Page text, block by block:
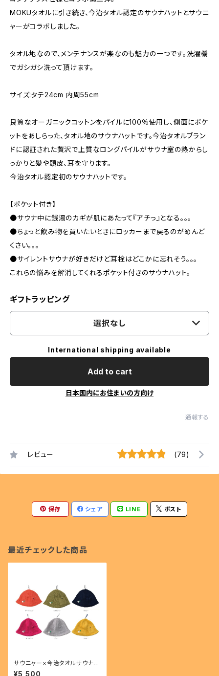
MOKUタオルに引き続き、今治タオル認定のサウナハットとサウニ
ャーがコラボしました。
タオル地なので、メンテナンスが楽なのも魅力の一つです。洗濯機
でガシガシ洗って頂けます。
サイズ:タテ24cm 内周55cm
良質なオーガニックコットンをパイルに100％使用し、側面にポケ
ットをあしらった、タオル地のサウナハットです。今治タオルブラン
ドに認証された贅沢で上質なロングパイルがサウナ室の熱からし
っかりと髪や頭皮、耳を守ります。
今治タオル認定初のサウナハットです。
【ポケット付き】
●サウナ中に銭湯のカギが肌にあたって『アチっ』となる。。。
●ちょっと飲み物を買いたいときにロッカーまで戻るのがめんど
くさい。。。
●サイレントサウナが好きだけど耳栓はどこかに忘れそう。。。
これらの悩みを解消してくれるポケット付きのサウナハット。
ギフトラッピング
選択なし
International shipping available
Add to cart
日本国内にお住まいの方向け
通報する
レビュー (79)
保存 シェア LINE ポスト
最近チェックした商品
サウニャー×今治タオルサウナハ
ット
¥5,500